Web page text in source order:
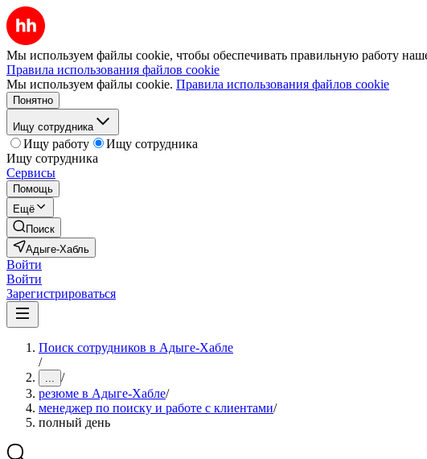
Мы используем файлы cookie, чтобы обеспечивать правильную работу
Правила использования файлов cookie
Мы используем файлы cookie. Правила использования файлов cookie
Понятно
Ищу сотрудника
Ищу работу
Ищу сотрудника
Ищу сотрудника
Сервисы
Помощь
Ещё
Поиск
Адыге-Хабль
Войти
Войти
Зарегистрироваться
Поиск сотрудников в Адыге-Хабле
/
... /
резюме в Адыге-Хабле/
менеджер по поиску и работе с клиентами/
полный день